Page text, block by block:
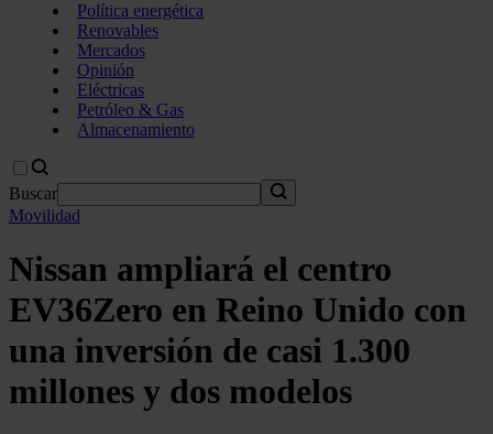
Política energética
Renovables
Mercados
Opinión
Eléctricas
Petróleo & Gas
Almacenamiento
Buscar
Movilidad
Nissan ampliará el centro
EV36Zero en Reino Unido con
una inversión de casi 1.300
millones y dos modelos